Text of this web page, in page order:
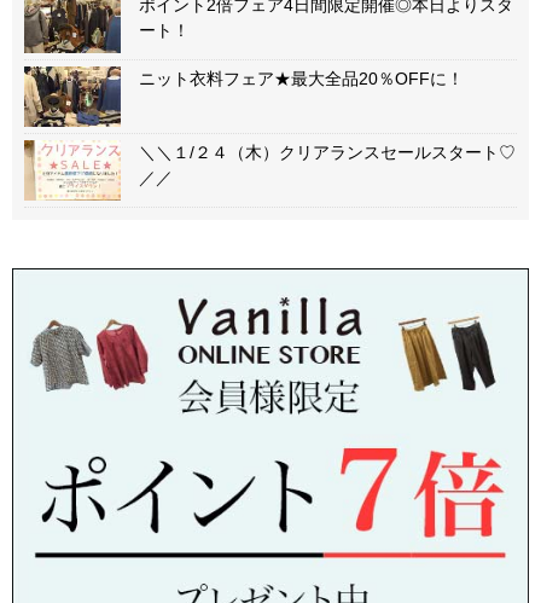
ポイント2倍フェア4日間限定開催◎本日よりスタ
ート！
ニット衣料フェア★最大全品20％OFFに！
＼＼１/２４（木）クリアランスセールスタート♡
／／